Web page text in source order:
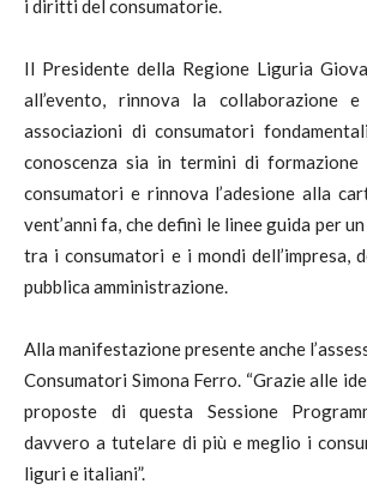
i diritti del consumatorie.
Il Presidente della Regione Liguria
all’evento, rinnova la collaborazione
associazioni di consumatori
conoscenza sia in termini di
consumatori e rinnova l’adesione alla
vent’anni fa, che definì le linee guida per
tra i consumatori e i mondi dell’impresa,
pubblica amministrazione.
Alla manifestazione presente anche
Consumatori Simona Ferro. “Grazie alle
proposte di questa Sessione
davvero a tutelare di più e meglio i
liguri e italiani”.